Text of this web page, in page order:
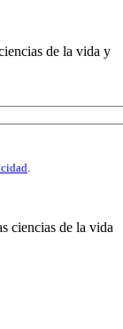
de la vida y
.
ciencias de la vida